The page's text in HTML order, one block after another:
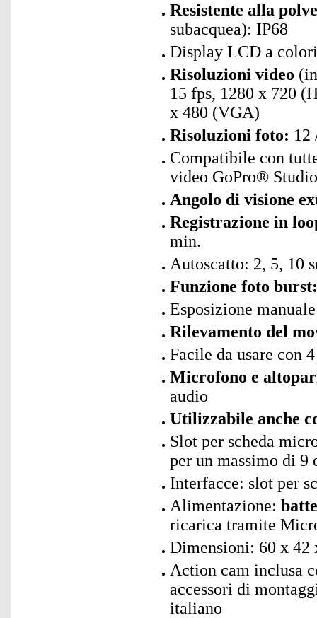
Resistente alla
subacquea): IP68
Display LCD a
Risoluzioni video
15 fps, 1280 x 720
x 480 (VGA)
Risoluzioni foto: 12
Compatibile con
video GoPro® Studio
Angolo di visione
Registrazione in
min.
Autoscatto: 2, 5, 10
Funzione foto burst:
Esposizione
Rilevamento del
Facile da usare con
Microfono e
audio
Utilizzabile anche
Slot per scheda
per un massimo di 9
Interfacce: slot per
Alimentazione:
ricarica tramite
Dimensioni: 60 x 42
Action cam inclusa
accessori di
italiano